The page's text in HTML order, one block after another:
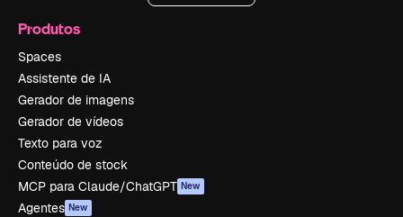
Produtos
Spaces
Assistente de IA
Gerador de imagens
Gerador de vídeos
Texto para voz
Conteúdo de stock
MCP para Claude/ChatGPT New
Agentes New